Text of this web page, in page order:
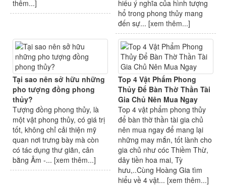
thêm...]
hiểu ý nghĩa của hình tượng
hổ trong phong thủy mang
đến sự... [xem thêm...]
Tại sao nên sở hữu những
pho tượng đồng phong
thủy?
Tượng đồng phong thủy, là
một vật phong thủy, có giá trị
tốt, không chỉ cải thiện mỹ
quan nơi trưng bày mà còn
có tác dụng thư giãn, cân
bằng Âm -... [xem thêm...]
Top 4 Vật Phẩm Phong
Thủy Để Bàn Thờ Thần Tài
Gia Chủ Nên Mua Ngay
Top 4 vật phẩm phong thủy
để bàn thờ thần tài gia chủ
nên mua ngay để mang lại
những may mắn, tốt lành cho
gia chủ như cóc Thiềm Thừ,
dây tiền hoa mai, Tỳ
hưu,..Cùng Hoàng Gia tìm
hiểu về 4 vật... [xem thêm...]